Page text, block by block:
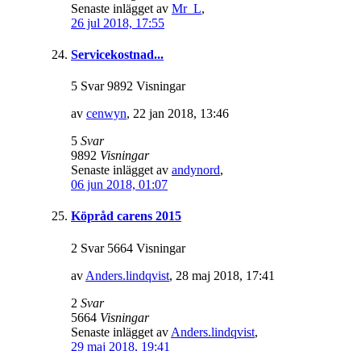
Senaste inlägget av Mr_L,
26 jul 2018, 17:55
Servicekostnad...
5 Svar 9892 Visningar
av cenwyn, 22 jan 2018, 13:46
5 Svar
9892 Visningar
Senaste inlägget av andynord,
06 jun 2018, 01:07
Köpråd carens 2015
2 Svar 5664 Visningar
av Anders.lindqvist, 28 maj 2018, 17:41
2 Svar
5664 Visningar
Senaste inlägget av Anders.lindqvist,
29 maj 2018, 19:41